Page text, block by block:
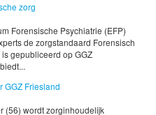
zorg
Forensische Psychiatrie (EFP)
de zorgstandaard Forensisch
gepubliceerd op GGZ
GGZ Friesland
(56) wordt zorginhoudelijk